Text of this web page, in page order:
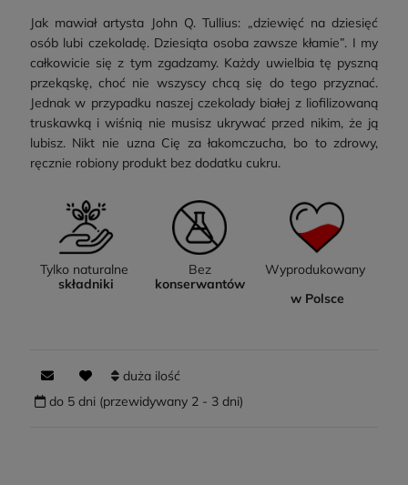
Jak mawiał artysta John Q. Tullius: „dziewięć na dziesięć
osób lubi czekoladę. Dziesiąta osoba zawsze kłamie”. I my
całkowicie się z tym zgadzamy. Każdy uwielbia tę pyszną
przekąskę, choć nie wszyscy chcą się do tego przyznać.
Jednak w przypadku naszej czekolady białej z liofilizowaną
truskawką i wiśnią nie musisz ukrywać przed nikim, że ją
lubisz. Nikt nie uzna Cię za łakomczucha, bo to zdrowy,
ręcznie robiony produkt bez dodatku cukru.
Tylko naturalne
składniki
Bez
konserwantów
Wyprodukowany
w Polsce
duża ilość
do 5 dni (przewidywany 2 - 3 dni)